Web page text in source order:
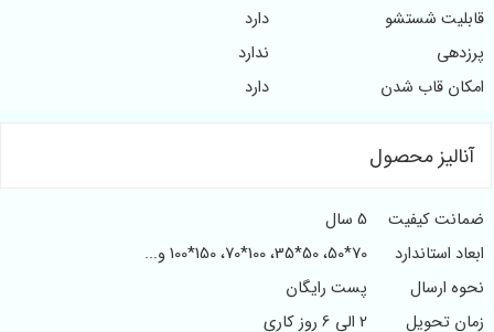
شستشو
قاب شدن
محصول
کیفیت
5 سال
استاندارد
70*50، 50*35، 100*70، 150*100 و...
ارسال
پست رایگان
تحویل